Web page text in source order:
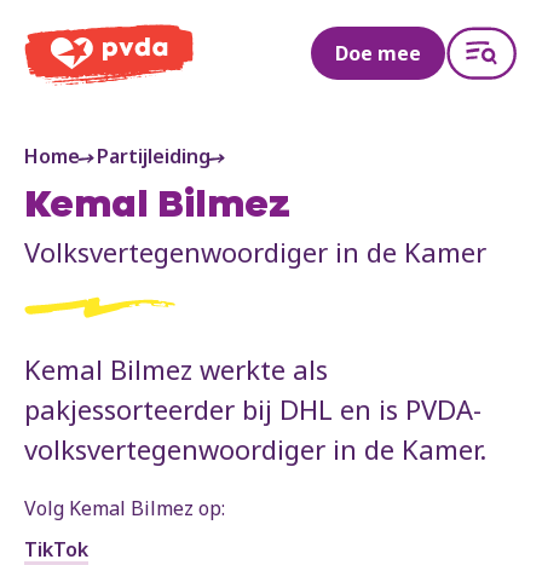
PVDA
Doe mee
Home Partijleiding
Kemal Bilmez
Volksvertegenwoordiger in de Kamer
Kemal Bilmez werkte als
pakjessorteerder bij DHL en is PVDA-
volksvertegenwoordiger in de Kamer.
Volg Kemal Bilmez op:
TikTok